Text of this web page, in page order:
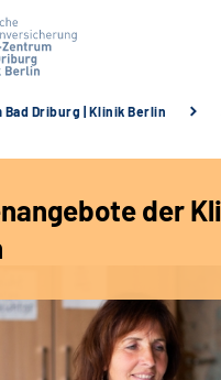
Driburg | Klinik Berlin
der